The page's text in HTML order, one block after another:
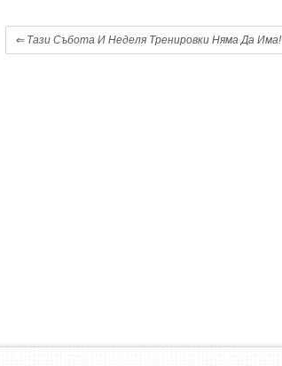
⇐Тази Събота И Неделя Тренировки Няма Да Има!